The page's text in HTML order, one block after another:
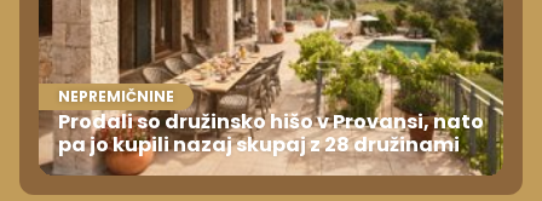
NEPREMIČNINE
Prodali so družinsko hišo v Provansi, nato
pa jo kupili nazaj skupaj z 28 družinami